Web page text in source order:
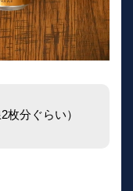
枚分ぐらい）